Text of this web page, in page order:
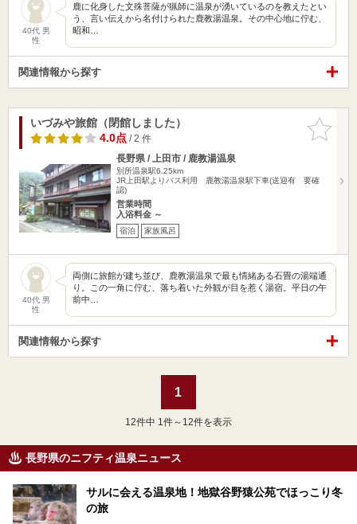
40代 男
性
鹿に化身した文殊菩薩が猟師に温泉が湧いているのを教えたとい
う、言い伝えから名付けられた鹿教湯温泉。その中心地に佇む、
昭和…
関連情報から探す
お気に入
りに追加
いづみや旅館（閉館しました）
4.0点/ 2 件
長野県 / 上田市 / 鹿教湯温泉
別所温泉駅6.25km
JR上田駅よりバス利用 鹿教湯温泉駅下車(送迎有 要確
認)
営業時間
入浴料金 ～
宿泊 家族風呂
40代 男
性
両側に旅館が建ち並び、鹿教湯温泉で最も情緒ある石畳の湯端通
り。この一角に佇む、落ち着いた外観が目を惹く湯宿。平日の午
前中…
関連情報から探す
1
12件中 1件～12件を表示
長野県のニフティ温泉ニュース
サルに会える温泉地！地獄谷野猿公苑でほっこり冬
の旅